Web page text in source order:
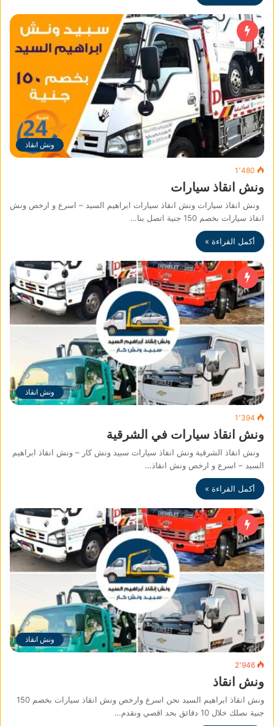
ونش انقاذ
1٬480
ونش انقاذ سيارات
ونش انقاذ سيارات ونش انقاذ سيارات ابراهيم السيد – اسرع و ارخص ونش
انقاذ سيارات بخصم 150 جنية اتصل بنا…
أكمل القراءة »
ونش انقاذ
1٬394
ونش انقاذ سيارات في الشرقية
ونش انقاذ الشرقية ونش انقاذ سيارات سبيد ونش كار – ونش انقاذ ابراهيم
السيد – اسرع و ارخص ونش انقاذ…
أكمل القراءة »
ونش انقاذ
2٬946
ونش انقاذ
ونش انقاذ ابراهيم السيد نحن اسرع وارخص ونش انقاذ سيارات بخصم 150
جنية نصلك خلال 10 دقائق بحد اقصي ونقدم…